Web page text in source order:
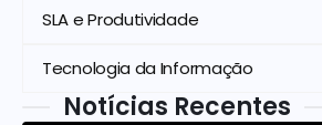
SLA e Produtividade
Tecnologia da Informação
Notícias Recentes